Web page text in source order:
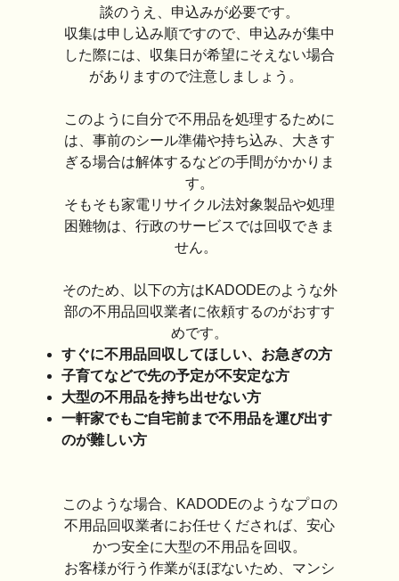
談のうえ、申込みが必要です。
収集は申し込み順ですので、申込みが集中
した際には、収集日が希望にそえない場合
がありますので注意しましょう。
このように自分で不用品を処理するために
は、事前のシール準備や持ち込み、大きす
ぎる場合は解体するなどの手間がかかりま
す。
そもそも家電リサイクル法対象製品や処理
困難物は、行政のサービスでは回収できま
せん。
そのため、以下の方はKADODEのような外
部の不用品回収業者に依頼するのがおすす
めです。
すぐに不用品回収してほしい、お急ぎの方
子育てなどで先の予定が不安定な方
大型の不用品を持ち出せない方
一軒家でもご自宅前まで不用品を運び出す
のが難しい方
このような場合、KADODEのようなプロの
不用品回収業者にお任せくだされば、安心
かつ安全に大型の不用品を回収。
お客様が行う作業がほぼないため、マンシ